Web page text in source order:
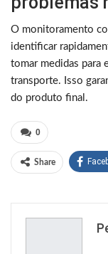
O monitoramento
identificar
tomar medidas para
transporte. Isso
do produto final.
0
Share